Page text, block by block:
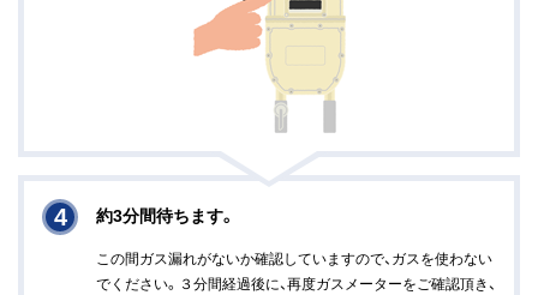
4 約3分間待ちます。
この間ガス漏れがないか確認していますので、ガスを使わない
でください。３分間経過後に、再度ガスメーターをご確認頂き、